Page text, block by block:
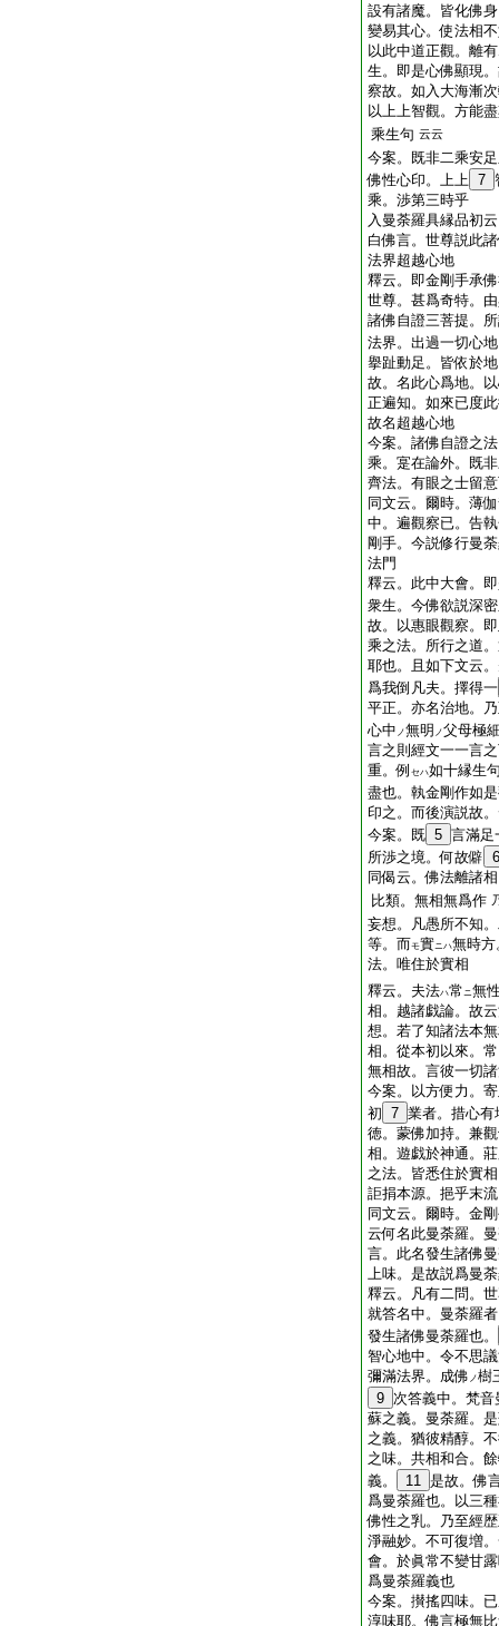
設有諸魔。皆化佛
變易其心。使法相
以此中道正觀。離
生。即是心佛顯現
察故。如入大海漸
以上上智觀。方能
乘生句 云云
今案。既非二乘安
佛性心印。上上 7
乘。渉第三時乎
入曼荼羅具縁品初
白佛言。世尊説此
法界超越心地
釋云。即金剛手承
世尊。甚爲奇特。
諸佛自證三菩提。
法界。出過一切心
擧趾動足。皆依於
故。名此心爲地。
正遍知。如來已度
故名超越心地
今案。諸佛自證之
乘。寔在論外。既
齊法。有眼之士留
同文云。爾時。薄
中。遍觀察已。告
剛手。今説修行曼
法門
釋云。此中大會。
衆生。今佛欲説深
故。以惠眼觀察。
乘之法。所行之道
耶也。且如下文云
爲我倒凡夫。擇得一
平正。亦名治地。
心中 ノ無明 ノ父母極
言之則經文一一言
重。例 セハ如十縁生
盡也。執金剛作如
印之。而後演説故
今案。既 5 言滿足
所渉之境。何故僻 6
同偈云。佛法離諸
比類。無相無爲作
妄想。凡愚所不知
等。而モ實ニハ無時方
法。唯住於實相
釋云。夫法ハ常ニ無
相。越諸戯論。故
想。若了知諸法本
相。從本初以來。
無相故。言彼一切
今案。以方便力。
初 7 業者。措心有
徳。蒙佛加持。兼
相。遊戯於神通。
之法。皆悉住於實
詎捐本源。挹乎末
同文云。爾時。金
云何名此曼荼羅。
言。此名發生諸佛
上味。是故説爲曼
釋云。凡有二問。
就答名中。曼荼羅
發生諸佛曼荼羅也。
智心地中。令不思
彌滿法界。成佛 ノ樹
9 次答義中。梵音
蘇之義。曼荼羅。
之義。猶彼精醇。
之味。共相和合。
義。
11 是故。佛
爲曼荼羅也。以三
佛性之乳。乃至經
淨融妙。不可復増
會。於眞常不變甘
爲曼荼羅義也
今案。攅搖四味。
淳味耶。佛言極無